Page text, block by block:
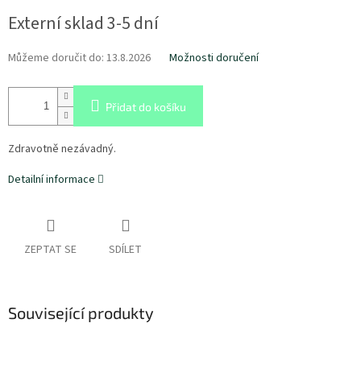
cena:
Externí sklad 3-5 dní
Můžeme doručit do: 13.8.2026 Možnosti doručení
Přidat do košíku
Zdravotně nezávadný.
Detailní informace
ZEPTAT SE SDÍLET
Související produkty